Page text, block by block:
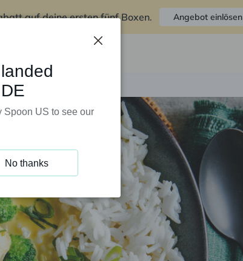
auf deine ersten fünf Boxen. Angebot einlösen
Spoon US to see our
No thanks